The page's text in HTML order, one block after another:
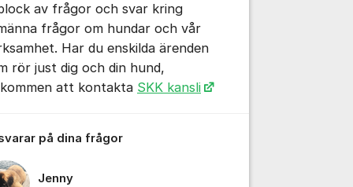
av frågor och svar kring
frågor om hundar och vår
Har du enskilda ärenden
rör just dig och din hund,
att kontakta SKK kansli
på dina frågor
Jenny